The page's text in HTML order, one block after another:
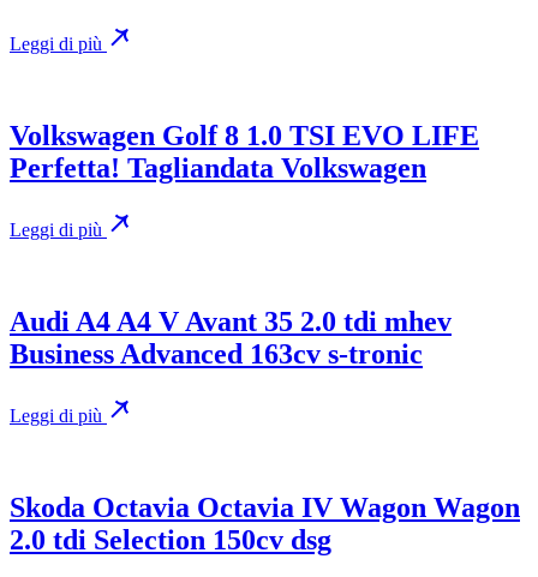
Leggi di più
Volkswagen Golf 8 1.0 TSI EVO LIFE
Perfetta! Tagliandata Volkswagen
Leggi di più
Audi A4 A4 V Avant 35 2.0 tdi mhev
Business Advanced 163cv s-tronic
Leggi di più
Skoda Octavia Octavia IV Wagon Wagon
2.0 tdi Selection 150cv dsg